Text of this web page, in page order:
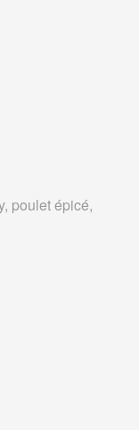
poulet épicé,